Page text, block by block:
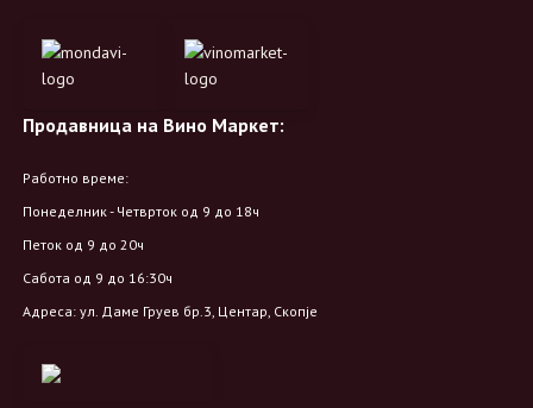
Продавница на Вино Маркет:
Работно време:
Понеделник - Четврток од 9 до 18ч
Петок од 9 до 20ч
Сабота од 9 до 16:30ч
Адреса: ул. Даме Груев бр.3, Центар, Скопје